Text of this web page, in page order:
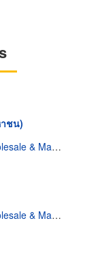
ชน)
Manufacturers
Manufacturers